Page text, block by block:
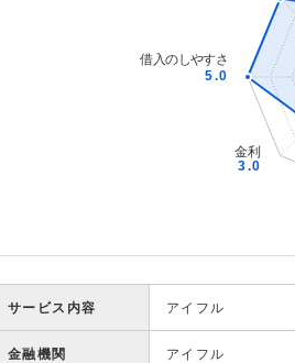
サービス内容 アイフル
金融機関 アイフル